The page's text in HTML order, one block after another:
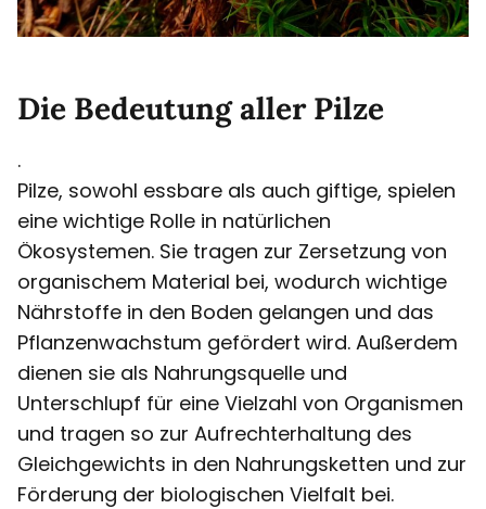
Die Bedeutung aller Pilze
.
Pilze, sowohl essbare als auch giftige, spielen
eine wichtige Rolle in natürlichen
Ökosystemen. Sie tragen zur Zersetzung von
organischem Material bei, wodurch wichtige
Nährstoffe in den Boden gelangen und das
Pflanzenwachstum gefördert wird. Außerdem
dienen sie als Nahrungsquelle und
Unterschlupf für eine Vielzahl von Organismen
und tragen so zur Aufrechterhaltung des
Gleichgewichts in den Nahrungsketten und zur
Förderung der biologischen Vielfalt bei.